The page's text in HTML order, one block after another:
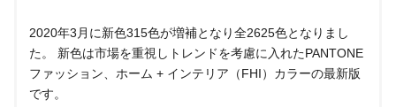
2020年3月に新色315色が増補となり全2625色となりまし
た。 新色は市場を重視しトレンドを考慮に入れたPANTONE
ファッション、ホーム + インテリア（FHI）カラーの最新版
です。